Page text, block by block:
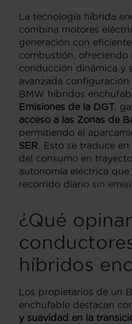
La tecnología híbrida
combina motores
generación con
combustión, ofreciendo
conducción dinámica y
avanzada
BMW híbridos
Emisiones de la DGT ,
acceso a las Zonas de
permitiendo el
SER . Esto se traduce
del consumo en
autonomía eléctrica
recorrido diario sin
¿Qué
híbridos
Los propietarios de un
enchufable destacan
y suavidad en la